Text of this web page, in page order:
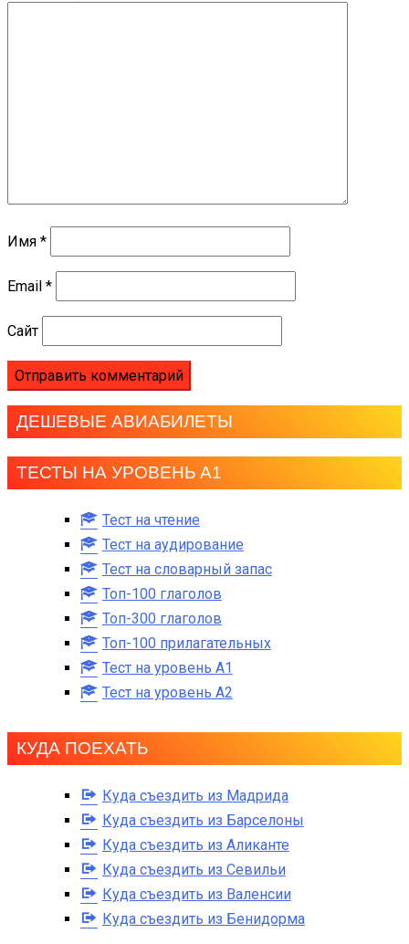
Имя *
Email *
Сайт
ДЕШЕВЫЕ АВИАБИЛЕТЫ
ТЕСТЫ НА УРОВЕНЬ А1
Тест на чтение
Тест на аудирование
Тест на словарный запас
Топ-100 глаголов
Топ-300 глаголов
Топ-100 прилагательных
Тест на уровень A1
Тест на уровень A2
КУДА ПОЕХАТЬ
Куда съездить из Мадрида
Куда съездить из Барселоны
Куда съездить из Аликанте
Куда съездить из Севильи
Куда съездить из Валенсии
Куда съездить из Бенидорма